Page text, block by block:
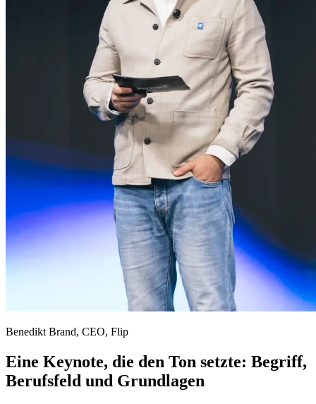
Benedikt Brand, CEO, Flip
Eine Keynote, die den Ton setzte: Begriff,
Berufsfeld und Grundlagen